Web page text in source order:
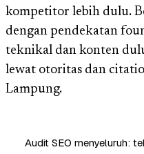
kompetitor lebih dulu.
dengan pendekatan
teknikal dan konten
lewat otoritas dan
Lampung.
Audit SEO menyeluruh: